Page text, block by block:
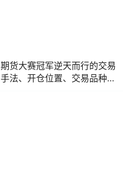
期货大赛冠军逆天而行的交易
手法、开仓位置、交易品种的